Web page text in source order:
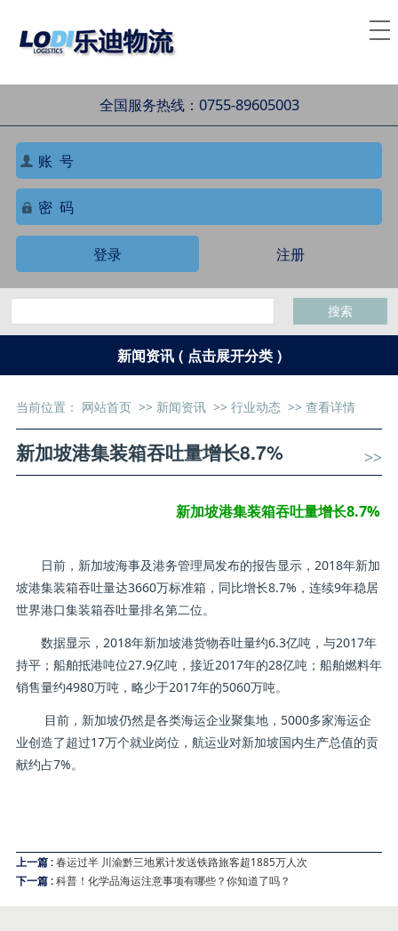
全国服务热线：0755-89605003
登录 注册
搜索
新闻资讯 ( 点击展开分类 )
当前位置： 网站首页>> 新闻资讯>> 行业动态>> 查看详情
新加坡港集装箱吞吐量增长8.7% >>
新加坡港集装箱吞吐量增长8.7%
日前，新加坡海事及港务管理局发布的报告显示，2018年新加
坡港集装箱吞吐量达3660万标准箱，同比增长8.7%，连续9年稳居
世界港口集装箱吞吐量排名第二位。
数据显示，2018年新加坡港货物吞吐量约6.3亿吨，与2017年
持平；船舶抵港吨位27.9亿吨，接近2017年的28亿吨；船舶燃料年
销售量约4980万吨，略少于2017年的5060万吨。
目前，新加坡仍然是各类海运企业聚集地，5000多家海运企
业创造了超过17万个就业岗位，航运业对新加坡国内生产总值的贡
献约占7%。
上一篇 : 春运过半 川渝黔三地累计发送铁路旅客超1885万人次
下一篇 : 科普！化学品海运注意事项有哪些？你知道了吗？